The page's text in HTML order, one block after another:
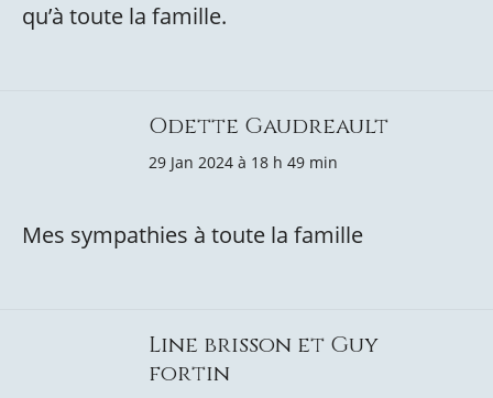
qu’à toute la famille.
Odette Gaudreault
29 Jan 2024 à 18 h 49 min
Mes sympathies à toute la famille
Line brisson et Guy
fortin